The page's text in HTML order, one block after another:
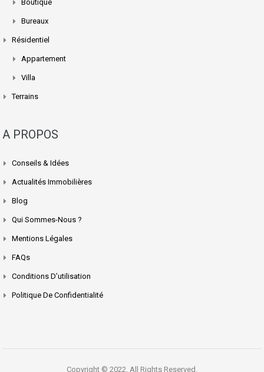
Boutique
Bureaux
Résidentiel
Appartement
Villa
Terrains
A PROPOS
Conseils & Idées
Actualités Immobilières
Blog
Qui Sommes-Nous ?
Mentions Légales
FAQs
Conditions D’utilisation
Politique De Confidentialité
Copyright © 2022. All Rights Reserved.